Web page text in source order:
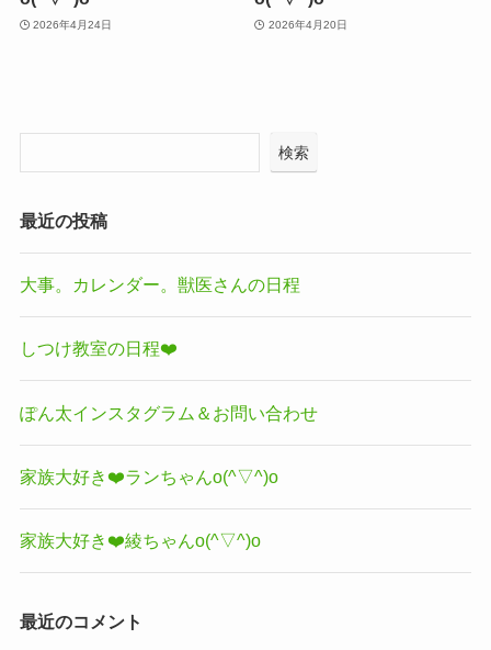
2026年4月24日 2026年4月20日
検索
最近の投稿
大事。カレンダー。獣医さんの日程
しつけ教室の日程❤️
ぽん太インスタグラム＆お問い合わせ
家族大好き❤️ランちゃんo(^▽^)o
家族大好き❤️綾ちゃんo(^▽^)o
最近のコメント